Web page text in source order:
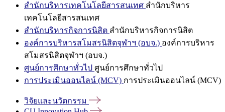
สำนักบริหารเทคโนโลยีสารสนเทศ สำนักบริหาร
เทคโนโลยีสารสนเทศ
สำนักบริหารกิจการนิสิต สำนักบริหารกิจการนิสิต
องค์การบริหารสโมสรนิสิตจุฬาฯ (อบจ.) องค์การบริหาร
สโมสรนิสิตจุฬาฯ (อบจ.)
ศูนย์การศึกษาทั่วไป ศูนย์การศึกษาทั่วไป
การประเมินออนไลน์ (MCV) การประเมินออนไลน์ (MCV)
วิจัยและนวัตกรรม